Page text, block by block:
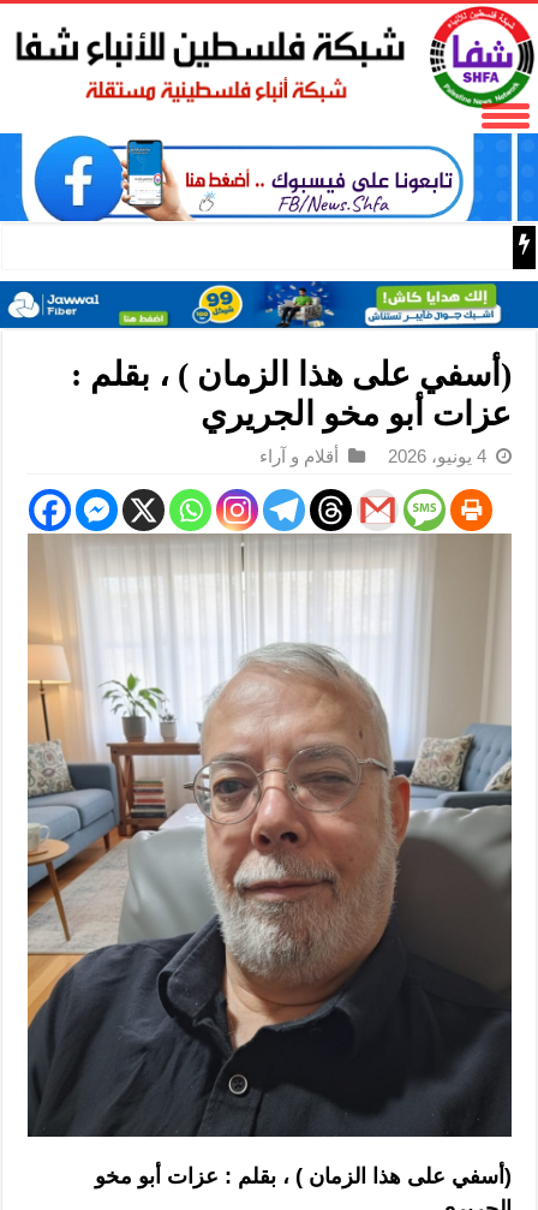
مستوطنون إرهابيون يهاجمون منزلا ويقتحمون مناطق في
(أسفي على هذا الزمان ) ، بقلم :
عزات أبو مخو الجريري
4 يونيو، 2026 أقلام و آراء
(أسفي على هذا الزمان ) ، بقلم : عزات أبو مخو